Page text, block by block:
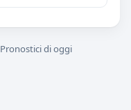
Pronostici di oggi